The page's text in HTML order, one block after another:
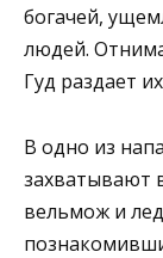
богачей,
людей.
Гуд раздает
В одно из
захватывают
вельмож и